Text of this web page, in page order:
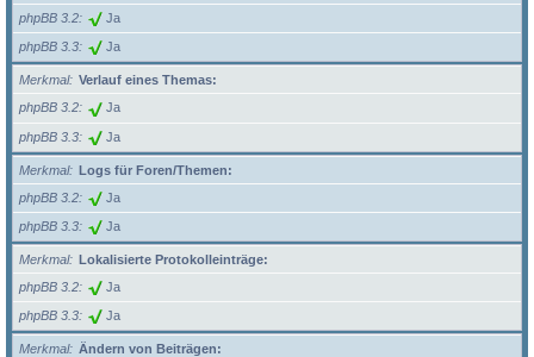
phpBB 3.2
Ja
phpBB 3.3 Ja
Merkmal
Verlauf eines Themas:
phpBB 3.2
Ja
phpBB 3.3 Ja
Merkmal
Logs für Foren/Themen:
phpBB 3.2
Ja
phpBB 3.3 Ja
Merkmal
Lokalisierte Protokolleinträge:
phpBB 3.2
Ja
phpBB 3.3 Ja
Merkmal
Ändern von Beiträgen: